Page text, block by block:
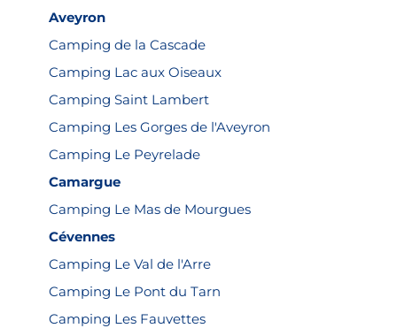
Aveyron
Camping de la Cascade
Camping Lac aux Oiseaux
Camping Saint Lambert
Camping Les Gorges de l'Aveyron
Camping Le Peyrelade
Camargue
Camping Le Mas de Mourgues
Cévennes
Camping Le Val de l'Arre
Camping Le Pont du Tarn
Camping Les Fauvettes